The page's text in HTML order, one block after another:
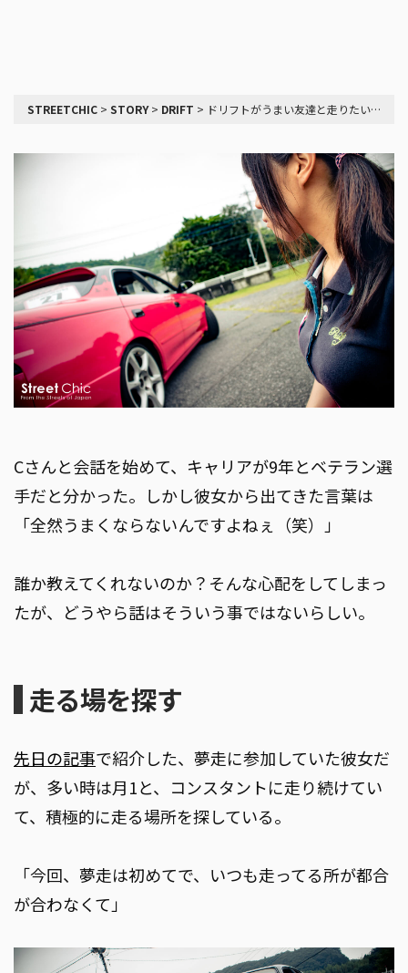
STREETCHIC > STORY> DRIFT > ドリフトがうまい友達と走りたい！！9年間走り続けてきた彼女から出てきた言葉は、全然うまくならないんですよねぇ…その原因とは！？
Cさんと会話を始めて、キャリアが9年とベテラン選
手だと分かった。しかし彼女から出てきた言葉は
「全然うまくならないんですよねぇ（笑）」
誰か教えてくれないのか？そんな心配をしてしまっ
たが、どうやら話はそういう事ではないらしい。
走る場を探す
先日の記事で紹介した、夢走に参加していた彼女だ
が、多い時は月1と、コンスタントに走り続けてい
て、積極的に走る場所を探している。
「今回、夢走は初めてで、いつも走ってる所が都合
が合わなくて」